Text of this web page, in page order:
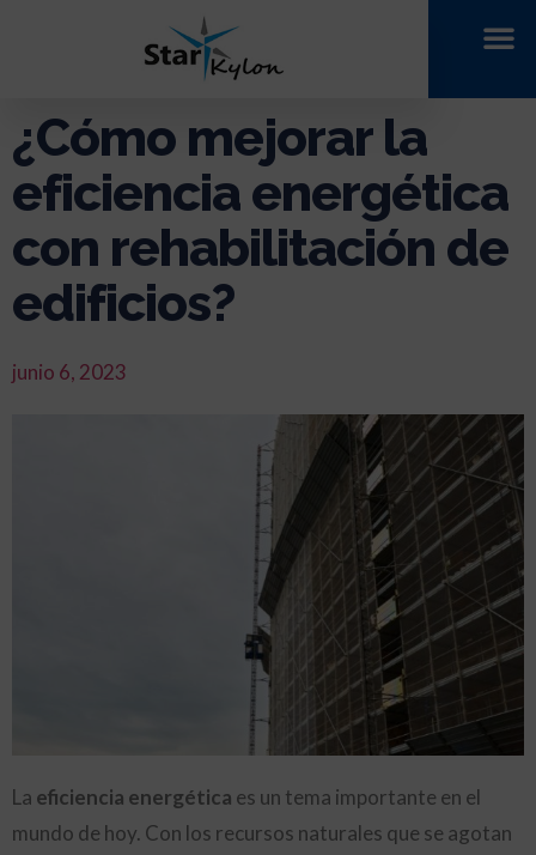
¿Cómo mejorar la
eficiencia energética
con rehabilitación de
edificios?
junio 6, 2023
La eficiencia energética es un tema importante en el
mundo de hoy. Con los recursos naturales que se agotan